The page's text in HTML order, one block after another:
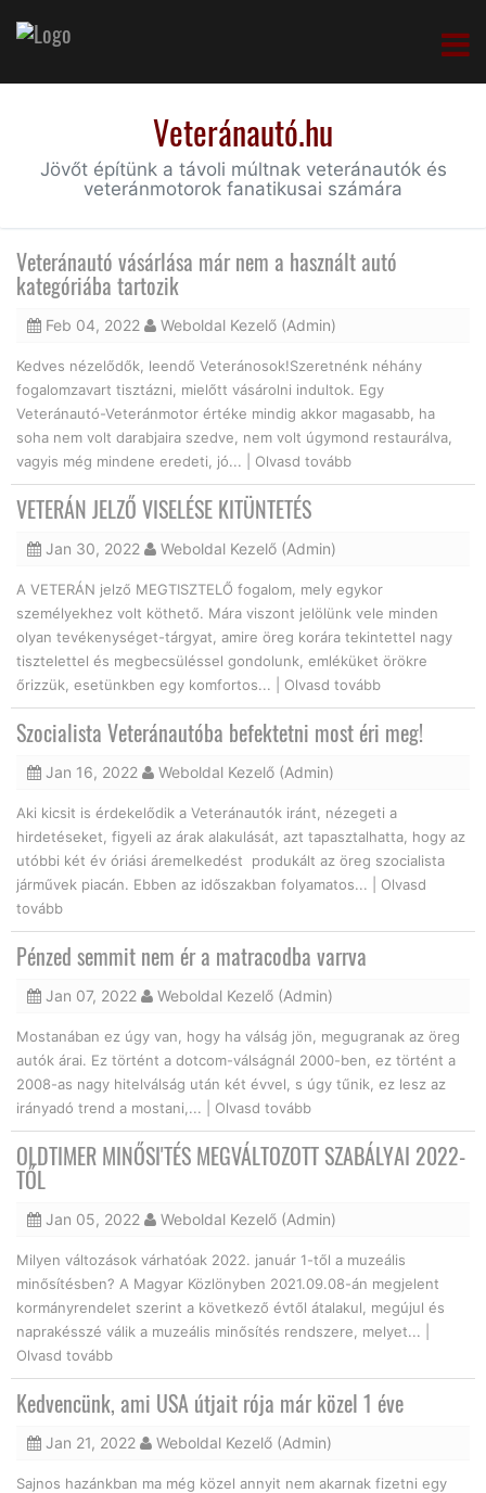
Veteránautó.hu
Jövőt építünk a távoli múltnak veteránautók és
veteránmotorok fanatikusai számára
Veteránautó vásárlása már nem a használt autó
kategóriába tartozik
Feb 04, 2022 Weboldal Kezelő (Admin)
Kedves nézelődők, leendő Veteránosok!Szeretnénk néhány
fogalomzavart tisztázni, mielőtt vásárolni indultok. Egy
Veteránautó-Veteránmotor értéke mindig akkor magasabb, ha
soha nem volt darabjaira szedve, nem volt úgymond restaurálva,
vagyis még mindene eredeti, jó... | Olvasd tovább
VETERÁN JELZŐ VISELÉSE KITÜNTETÉS
Jan 30, 2022 Weboldal Kezelő (Admin)
A VETERÁN jelző MEGTISZTELŐ fogalom, mely egykor
személyekhez volt köthető. Mára viszont jelölünk vele minden
olyan tevékenységet-tárgyat, amire öreg korára tekintettel nagy
tisztelettel és megbecsüléssel gondolunk, emléküket örökre
őrizzük, esetünkben egy komfortos... | Olvasd tovább
Szocialista Veteránautóba befektetni most éri meg!
Jan 16, 2022 Weboldal Kezelő (Admin)
Aki kicsit is érdekelődik a Veteránautók iránt, nézegeti a
hirdetéseket, figyeli az árak alakulását, azt tapasztalhatta, hogy az
utóbbi két év óriási áremelkedést produkált az öreg szocialista
járművek piacán. Ebben az időszakban folyamatos... | Olvasd
tovább
Pénzed semmit nem ér a matracodba varrva
Jan 07, 2022 Weboldal Kezelő (Admin)
Mostanában ez úgy van, hogy ha válság jön, megugranak az öreg
autók árai. Ez történt a dotcom-válságnál 2000-ben, ez történt a
2008-as nagy hitelválság után két évvel, s úgy tűnik, ez lesz az
irányadó trend a mostani,... | Olvasd tovább
OLDTIMER MINŐSI'TÉS MEGVÁLTOZOTT SZABÁLYAI 2022-
TŐL
Jan 05, 2022 Weboldal Kezelő (Admin)
Milyen változások várhatóak 2022. január 1-től a muzeális
minősítésben? A Magyar Közlönyben 2021.09.08-án megjelent
kormányrendelet szerint a következő évtől átalakul, megújul és
naprakésszé válik a muzeális minősítés rendszere, melyet... |
Olvasd tovább
Kedvencünk, ami USA útjait rója már közel 1 éve
Jan 21, 2022 Weboldal Kezelő (Admin)
Sajnos hazánkban ma még közel annyit nem akarnak fizetni egy